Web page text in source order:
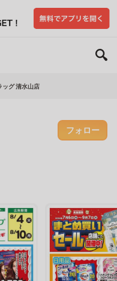
ッグ 清水山店
フォロー